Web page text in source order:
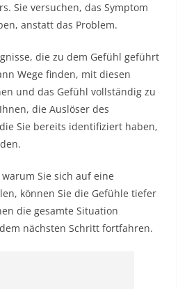
Sie versuchen, das Symptom
anstatt das Problem.
die zu dem Gefühl geführt
Wege finden, mit diesen
und das Gefühl vollständig zu
die Auslöser des
Sie bereits identifiziert haben,
Sie sich auf eine
können Sie die Gefühle tiefer
die gesamte Situation
nächsten Schritt fortfahren.